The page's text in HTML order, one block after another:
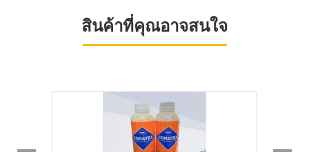
สินค้าที่คุณอาจสนใจ